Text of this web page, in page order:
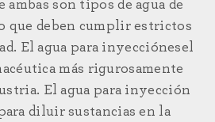
ambas son tipos de agua de
que deben cumplir estrictos
El agua para inyecciónesel
más rigurosamente
El agua para inyección
diluir sustancias en la